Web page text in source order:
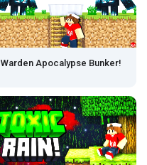
Warden Apocalypse Bunker!